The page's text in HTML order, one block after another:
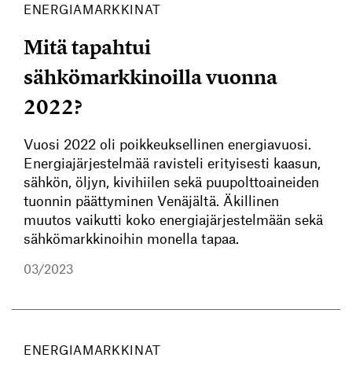
ENERGIAMARKKINAT
Mitä tapahtui
sähkömarkkinoilla vuonna
2022?
Vuosi 2022 oli poikkeuksellinen energiavuosi.
Energiajärjestelmää ravisteli erityisesti kaasun,
sähkön, öljyn, kivihiilen sekä puupolttoaineiden
tuonnin päättyminen Venäjältä. Äkillinen
muutos vaikutti koko energiajärjestelmään sekä
sähkömarkkinoihin monella tapaa.
03/2023
ENERGIAMARKKINAT